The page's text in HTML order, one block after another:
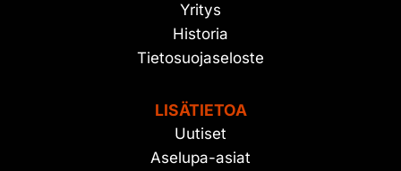
Yritys
Historia
Tietosuojaseloste
LISÄTIETOA
Uutiset
Aselupa-asiat